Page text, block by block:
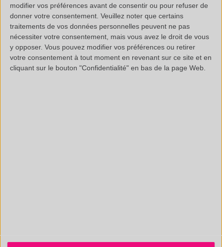
modifier vos préférences avant de consentir ou pour refuser de
donner votre consentement. Veuillez noter que certains
traitements de vos données personnelles peuvent ne pas
nécessiter votre consentement, mais vous avez le droit de vous
y opposer. Vous pouvez modifier vos préférences ou retirer
votre consentement à tout moment en revenant sur ce site et en
cliquant sur le bouton "Confidentialité" en bas de la page Web.
/
(33 0)4 88 29 31 69
CONTACT@POLYMEX.FR